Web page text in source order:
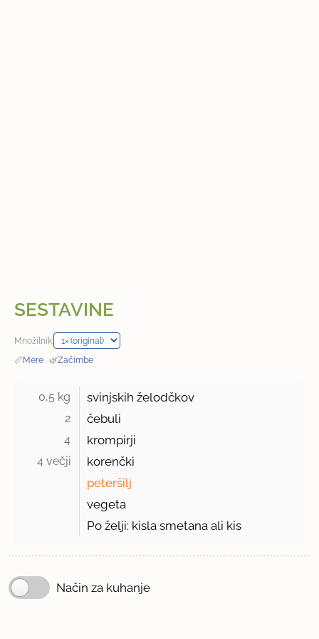
SESTAVINE
Množilnik:
📏Mere · 🌿Začimbe
0,5 kg svinjskih želodčkov
2 čebuli
4 krompirji
4 večji
korenčki
peteršilj
vegeta
Po želji: kisla smetana ali kis
Način za kuhanje